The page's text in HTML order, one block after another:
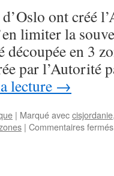
ont créé
limiter la
découpée en 3
par l’Autorité
lecture →
| Marqué aveccisjordanie
| Commentaires fermés